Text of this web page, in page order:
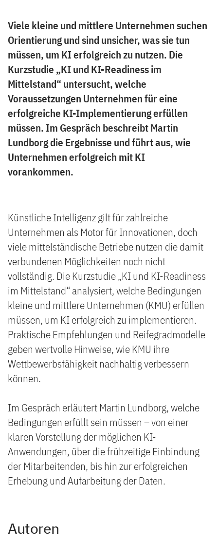
Viele kleine und mittlere Unternehmen suchen
Orientierung und sind unsicher, was sie tun
müssen, um KI erfolgreich zu nutzen. Die
Kurzstudie „KI und KI-Readiness im
Mittelstand“ untersucht, welche
Voraussetzungen Unternehmen für eine
erfolgreiche KI-Implementierung erfüllen
müssen. Im Gespräch beschreibt Martin
Lundborg die Ergebnisse und führt aus, wie
Unternehmen erfolgreich mit KI
vorankommen.
Künstliche Intelligenz gilt für zahlreiche
Unternehmen als Motor für Innovationen, doch
viele mittelständische Betriebe nutzen die damit
verbundenen Möglichkeiten noch nicht
vollständig. Die Kurzstudie „KI und KI-Readiness
im Mittelstand“ analysiert, welche Bedingungen
kleine und mittlere Unternehmen (KMU) erfüllen
müssen, um KI erfolgreich zu implementieren.
Praktische Empfehlungen und Reifegradmodelle
geben wertvolle Hinweise, wie KMU ihre
Wettbewerbsfähigkeit nachhaltig verbessern
können.
Im Gespräch erläutert Martin Lundborg, welche
Bedingungen erfüllt sein müssen – von einer
klaren Vorstellung der möglichen KI-
Anwendungen, über die frühzeitige Einbindung
der Mitarbeitenden, bis hin zur erfolgreichen
Erhebung und Aufarbeitung der Daten.
Autoren